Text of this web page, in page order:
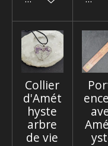
Collier
d'Amét
hyste
arbre
de vie